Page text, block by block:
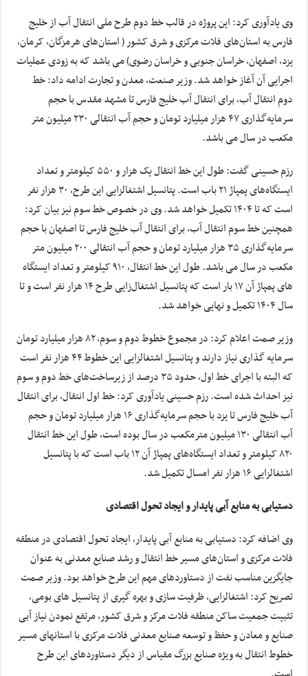
وی یادآوری کرد: این پروژه در قالب خط دوم طرح ملی انتقال آب از خلیج
فارس به استان‌های فلات مرکزی و شرق کشور ( استان‌های هرمزگان، کرمان،
یزد، اصفهان، خراسان جنوبی و خراسان رضوی) می باشد که به زودی عملیات
اجرایی آن آغاز خواهد شد. وزیر صنعت، معدن و تجارت ادامه داد: خط
دوم انتقال آب، برای انتقال آب خلیج فارس تا مشهد مقدس با حجم
سرمایه‌گذاری ۴۷ هزار میلیارد تومان و حجم آب انتقالی ۲۳۰ میلیون متر
مکعب در سال می باشد.
رزم حسینی گفت: طول این خط انتقال یک هزار و ۵۵۰ کیلومتر و تعداد
ایستگاه‌های پمپاژ ۲۱ باب است. پتانسیل اشتغالزایی این طرح، ۳۰ هزار نفر
است که تا ۱۴۰۴ تکمیل خواهد شد. وی در خصوص خط سوم نیز بیان کرد:
همچنین خط سوم انتقال آب، برای انتقال آب خلیج فارس تا اصفهان با حجم
سرمایه‌گذاری ۳۵ هزار میلیارد تومان و حجم آب انتقالی ۲۰۰ میلیون متر
مکعب در سال می باشد. طول این خط انتقال، ۹۱۰ کیلومتر و تعداد ایستگاه
های پمپاژ آن ۱۷ بار است که پتانسیل اشتغال‌زایی طرح ۱۴ هزار نفر است و تا
سال ۱۴۰۴ تکمیل و نهایی خواهد شد.
وزیر صمت اعلام کرد: در مجموع خطوط دوم و سوم، ۸۲ هزار میلیارد تومان
سرمایه گذاری نیاز دارند و پتانسیل اشتغالزایی این خطوط ۴۴ هزار نفر است
که البته با اجرای خط اول، حدود ۳۵ درصد از زیرساخت‌های خط دوم و سوم
نیز احداث شده است. رزم حسینی یادآوری کرد: خط اول انتقال، برای انتقال
آب خلیج فارس تا یزد با حجم سرمایه‌گذاری ۱۶ هزار میلیارد تومان و حجم
آب انتقالی ۱۳۰ میلیون مترمکعب در سال بوده است، طول این خط انتقال
۸۲۰ کیلومتر و تعداد ایستگاه‌های پمپاژ آن ۱۲ باب است که با پتانسیل
اشتغالزایی ۱۶ هزار نفر امسال تکمیل شد.
دستیابی به منابع آبی پایدار و ایجاد تحول اقتصادی
وی اضافه کرد: دستیابی به منابع آبی پایدار، ایجاد تحول اقتصادی در منطقه
فلات مرکزی و استان‌های مسیر خط انتقال و رشد صنایع معدنی به عنوان
جایگزین مناسب نفت از دستاوردهای مهم این طرح خواهد بود. وزیر صمت
تصریح کرد: اشتغالزایی، ظرفیت سازی و بهره گیری از پتانسیل های بومی،
تثبیت جمعیت ساکن منطقه فلات مرکز و شرق کشور، مرتفع نمودن نیاز آبی
صنایع و معادن و حفظ و توسعه صنایع معدنی فلات مرکزی با استانهای مسیر
خطوط انتقال به ویژه صنایع بزرگ مقیاس از دیگر دستاوردهای این طرح